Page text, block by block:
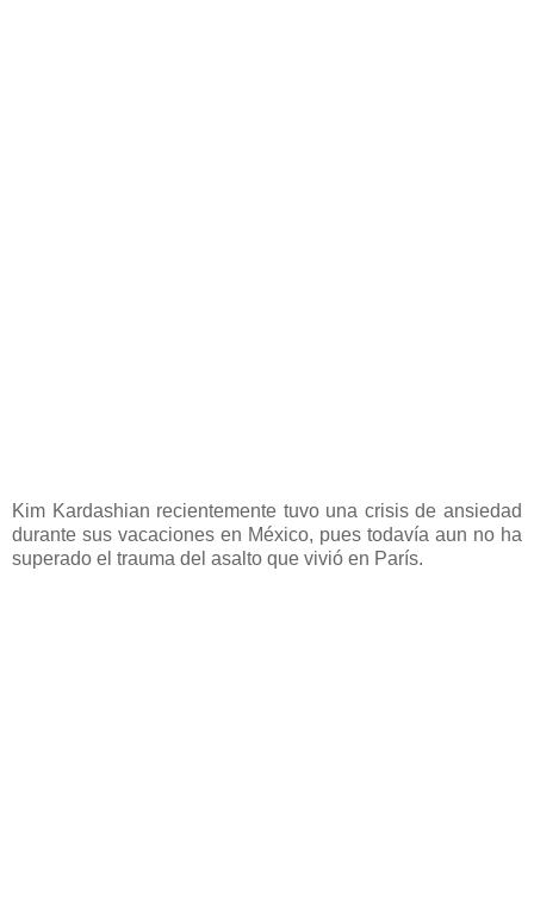
Kim Kardashian recientemente tuvo una crisis de ansiedad
durante sus vacaciones en México, pues todavía aun no ha
superado el trauma del asalto que vivió en París.